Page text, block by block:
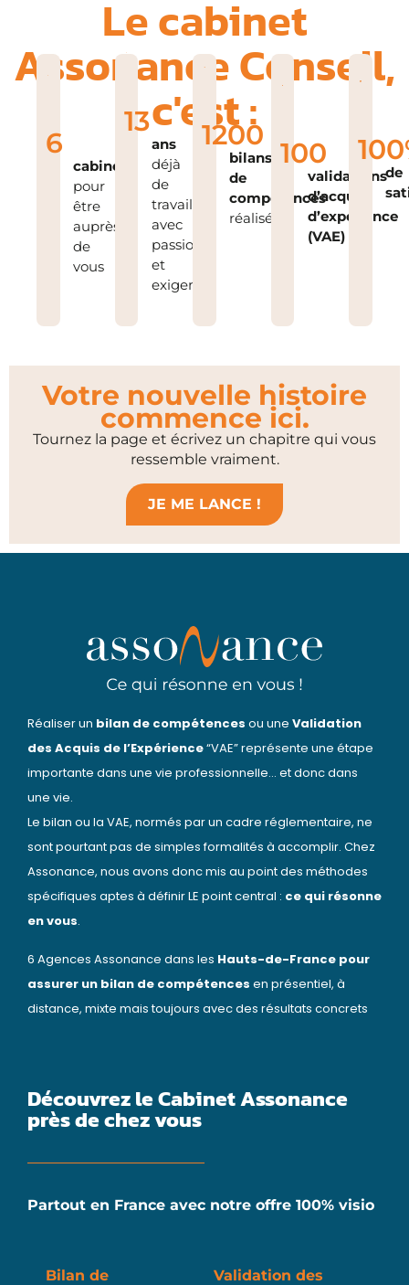
Le cabinet
Assonance Conseil,
c'est :
6
cabinets
pour
être
auprès
de
vous
13
ans
déjà
de
travail
avec
passion
et
exigence
1200
bilans
de
compétences
réalisés
100
validations
d’acquis
d’expérience
(VAE)
100
de
Votre nouvelle histoire
commence ici.
Tournez la page et écrivez un chapitre qui vous
ressemble vraiment.
JE ME LANCE !
Réaliser un bilan de compétences ou une Validation
des Acquis de l’Expérience“VAE” représente une étape
importante dans une vie professionnelle… et donc dans
une vie.
Le bilan ou la VAE, normés par un cadre réglementaire, ne
sont pourtant pas de simples formalités à accomplir. Chez
Assonance, nous avons donc mis au point des méthodes
spécifiques aptes à définir LE point central : ce qui résonne
en vous.
6 Agences Assonance dans les Hauts-de-France pour
assurer un bilan de compétences en présentiel, à
distance, mixte mais toujours avec des résultats concrets
Découvrez le Cabinet Assonance
près de chez vous
Partout en France avec notre offre 100% visio
Bilan de
Validation des